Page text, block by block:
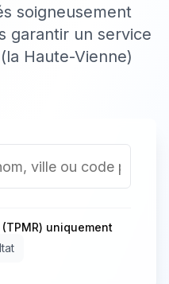
soigneusement
garantir un service
Haute-Vienne)
uniquement